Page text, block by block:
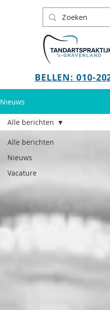
BELLEN: 010-
Nieuws
Alle berichten
Nieuws
Vacature
Alle berichten